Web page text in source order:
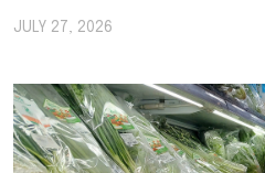
JULY 27, 2026